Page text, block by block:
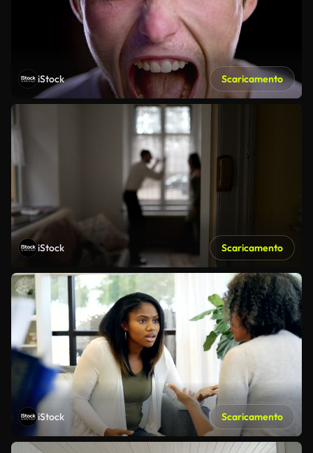
iStock Scaricamento
iStock Scaricamento
iStock Scaricamento